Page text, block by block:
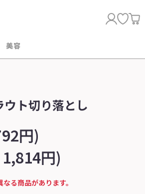
美容
ト切り落とし
円)
円)
る商品があります。